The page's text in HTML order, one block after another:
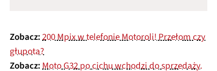
Zobacz:200 Mpix w telefonie Motoroli! Przełom czy
głupota?
Zobacz:Moto G32 po cichu wchodzi do sprzedaży.